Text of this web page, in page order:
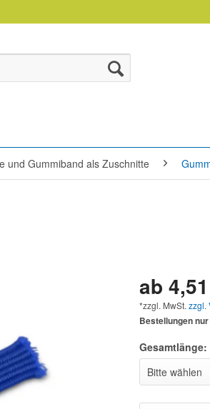
und Gummiband als Zuschnitte
ab
*zzgl. MwSt.zzgl.
Bestellungen
Gesamtlänge: